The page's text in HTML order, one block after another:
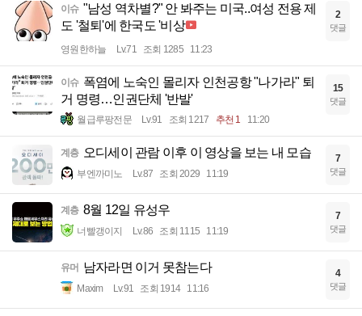
이슈 "남성 역차별?" 안 봐주는 미국..여성 전용 제
도 '철퇴'에 한국도 '비상
영원한하늘 Lv.71 조회 1285 11:23
2
댓글
이슈 폭염에 노숙인 몰리자 인천공항 "나가라" 퇴
거 명령…인권단체 '반발'
월급루팡전문 Lv.91 조회 1217 추천 1 11:20
15
댓글
계층 오디세이 관람 이후 이 영상을 보는 내 모습
부엔까미노 Lv.87 조회 2029 11:19
7
댓글
계층 8월 12일 유성우
너빨갱이지 Lv.86 조회 1115 11:19
7
댓글
유머 남자라면 이거 못참는다
Maxim Lv.91 조회 1914 11:16
4
댓글